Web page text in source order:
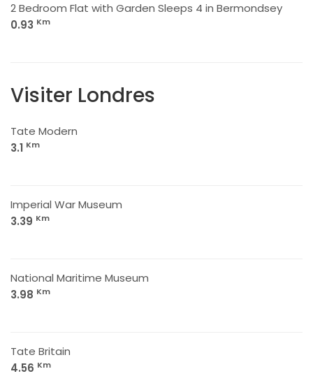
2 Bedroom Flat with Garden Sleeps 4 in Bermondsey
0.93 Km
Visiter Londres
Tate Modern
3.1 Km
Imperial War Museum
3.39 Km
National Maritime Museum
3.98 Km
Tate Britain
4.56 Km